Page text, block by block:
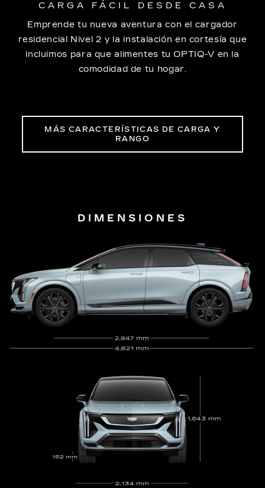
CARGA FÁCIL DESDE CASA
Emprende tu nueva aventura con el cargador
residencial Nivel 2 y la instalación en cortesía que
incluimos para que alimentes tu OPTIQ-V en la
comodidad de tu hogar.
MÁS CARACTERÍSTICAS DE CARGA Y
RANGO
DIMENSIONES